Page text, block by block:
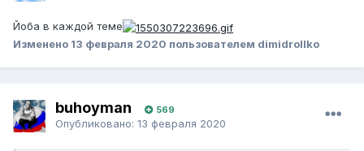
Йоба в каждой теме
Изменено 13 февраля 2020 пользователем dimidrollko
buhoyman 569
Опубликовано: 13 февраля 2020